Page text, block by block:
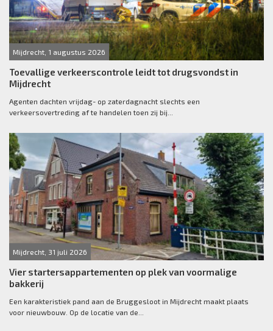
Mijdrecht, 1 augustus 2026
Toevallige verkeerscontrole leidt tot drugsvondst in
Mijdrecht
Agenten dachten vrijdag- op zaterdagnacht slechts een
verkeersovertreding af te handelen toen zij bij...
Mijdrecht, 31 juli 2026
Vier startersappartementen op plek van voormalige
bakkerij
Een karakteristiek pand aan de Bruggesloot in Mijdrecht maakt plaats
voor nieuwbouw. Op de locatie van de...